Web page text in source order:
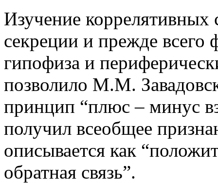
Изучение коррелятивных
секреции и прежде всего
гипофиза и
позволило М.М.
принцип “плюс – минус
получил всеобщее
описывается как
обратная связь”.